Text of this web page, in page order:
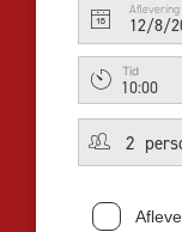
Aflevering
12/8/
Tid
10:00